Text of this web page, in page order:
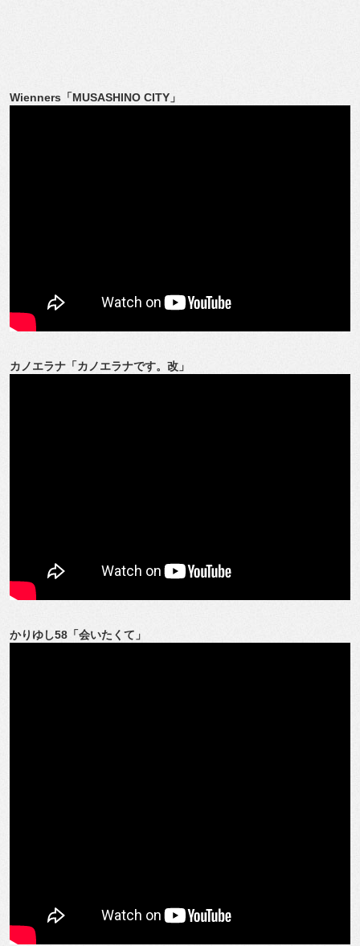
Wienners「MUSASHINO CITY」
カノエラナ「カノエラナです。改」
かりゆし58「会いたくて」